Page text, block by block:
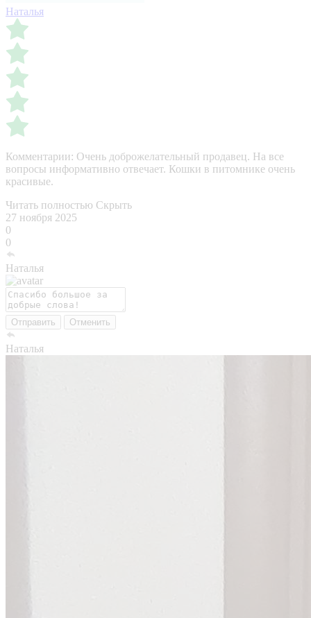
Наталья
Комментарии: Очень доброжелательный продавец. На все
вопросы информативно отвечает. Кошки в питомнике очень
красивые.
Читать полностью Скрыть
27 ноября 2025
0
0
Наталья
Отправить Отменить
Наталья